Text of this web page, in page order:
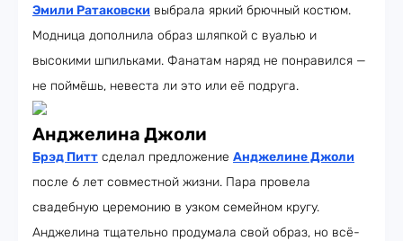
Эмили Ратаковски выбрала яркий брючный костюм.
Модница дополнила образ шляпкой с вуалью и
высокими шпильками. Фанатам наряд не понравился —
не поймёшь, невеста ли это или её подруга.
Анджелина Джоли
Брэд Питт сделал предложение Анджелине Джоли
после 6 лет совместной жизни. Пара провела
свадебную церемонию в узком семейном кругу.
Анджелина тщательно продумала свой образ, но всё-